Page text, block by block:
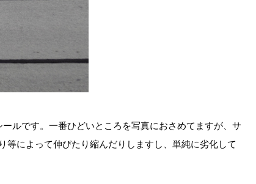
ルです。一番ひどいところを写真におさめてますが、サ
等によって伸びたり縮んだりしますし、単純に劣化して